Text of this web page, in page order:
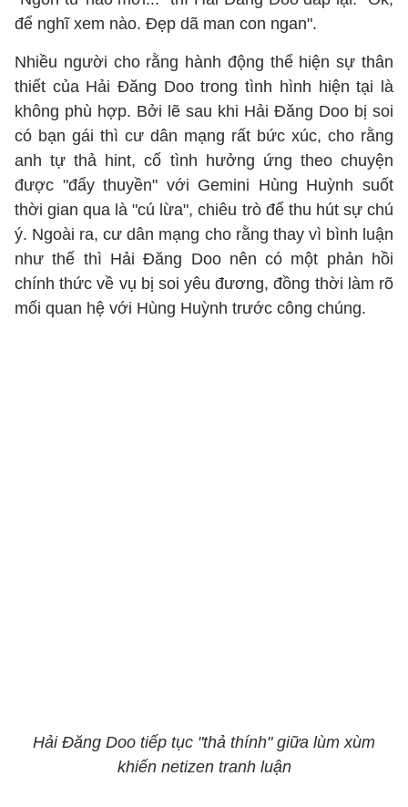
để nghĩ xem nào. Đẹp dã man con ngan".
Nhiều người cho rằng hành động thể hiện sự thân
thiết của Hải Đăng Doo trong tình hình hiện tại là
không phù hợp. Bởi lẽ sau khi Hải Đăng Doo bị soi
có bạn gái thì cư dân mạng rất bức xúc, cho rằng
anh tự thả hint, cố tình hưởng ứng theo chuyện
được "đẩy thuyền" với Gemini Hùng Huỳnh suốt
thời gian qua là "cú lừa", chiêu trò để thu hút sự chú
ý. Ngoài ra, cư dân mạng cho rằng thay vì bình luận
như thế thì Hải Đăng Doo nên có một phản hồi
chính thức về vụ bị soi yêu đương, đồng thời làm rõ
mối quan hệ với Hùng Huỳnh trước công chúng.
Hải Đăng Doo tiếp tục "thả thính" giữa lùm xùm
khiến netizen tranh luận